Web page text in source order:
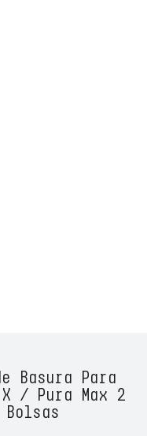
Basura Para
/ Pura Max 2